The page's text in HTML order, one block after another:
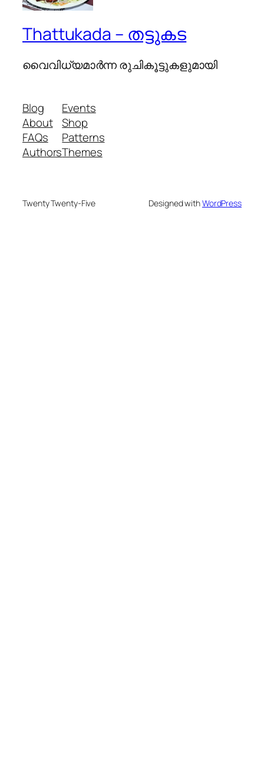
Thattukada – തട്ടുകട
വൈവിധ്യമാര്‍ന്ന രുചികൂട്ടുകളുമായി
Blog
About
FAQs
Authors
Events
Shop
Patterns
Themes
Twenty Twenty-Five Designed withWordPress